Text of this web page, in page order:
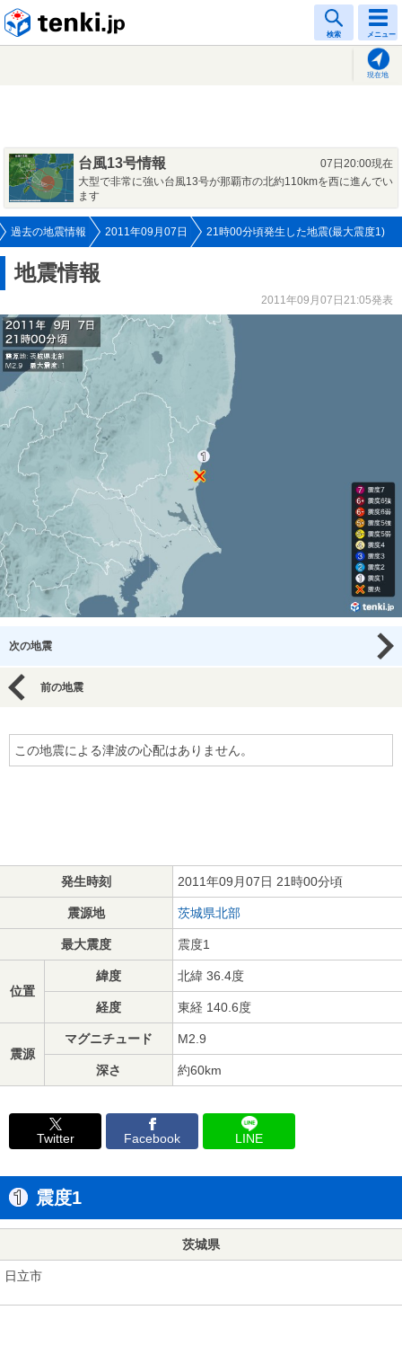
検索 メニュー
現在地
台風13号情報
07日20:00現在
大型で非常に強い台風13号が那覇市の北約110kmを西に進んでい
ます
過去の地震情報 2011年09月07日 21時00分頃発生した地震(最大震度1)
地震情報
2011年09月07日21:05発表
次の地震
前の地震
この地震による津波の心配はありません。
発生時刻 2011年09月07日 21時00分頃
震源地 茨城県北部
最大震度 震度1
位置
緯度 北緯 36.4度
経度 東経 140.6度
震源
マグニチュード M2.9
深さ 約60km
Twitter Facebook LINE
震度1
茨城県
日立市